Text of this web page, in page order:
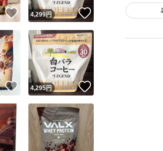
いいね！
4,299円
いいね！
4,295円